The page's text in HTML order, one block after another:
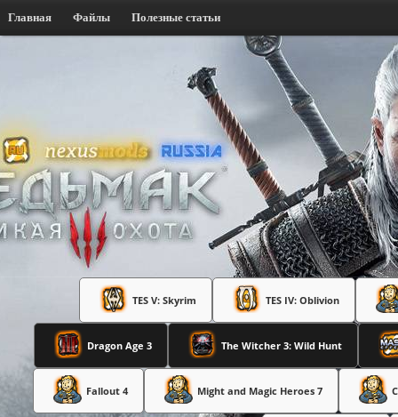
Главная Файлы Полезные статьи
TES V: Skyrim TES IV: Oblivion
Dragon Age 3 The Witcher 3: Wild Hunt
Fallout 4 Might and Magic Heroes 7